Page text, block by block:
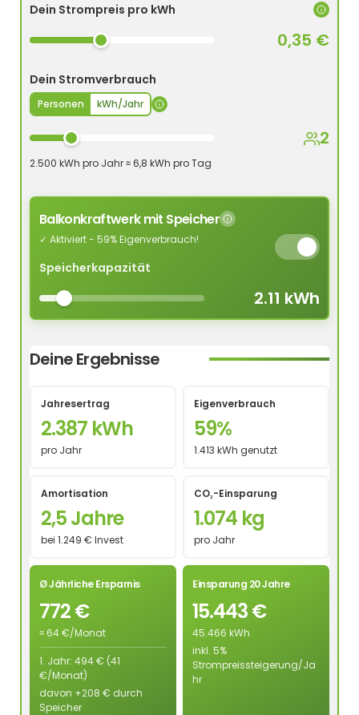
Dein Strompreis pro kWh
0,35 €
Dein Stromverbrauch
Personen kWh/Jahr
2
2.500 kWh pro Jahr ≈ 6,8 kWh pro Tag
Balkonkraftwerk mit Speicher
✓ Aktiviert - 59% Eigenverbrauch!
Speicherkapazität
2.11 kWh
Deine Ergebnisse
Jahresertrag
2.387 kWh
pro Jahr
Eigenverbrauch
59%
1.413 kWh genutzt
Amortisation
2,5 Jahre
bei 1.249 € Invest
CO₂-Einsparung
1.074 kg
pro Jahr
Ø Jährliche Ersparnis
772 €
≈ 64 €/Monat
1. Jahr: 494 € (41
€/Monat)
davon +208 € durch
Speicher
Einsparung 20 Jahre
15.443 €
45.466 kWh
inkl. 5%
Strompreissteigerung/Ja
hr